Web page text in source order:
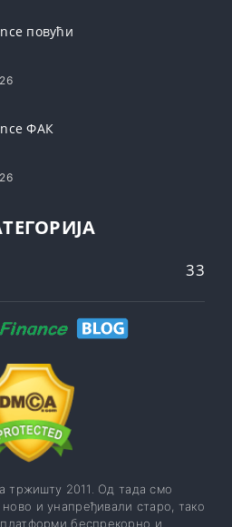
повући
ФАК
33
тржишту 2011. Од тада смо
и унапређивали старо, тако
беспрекорно и